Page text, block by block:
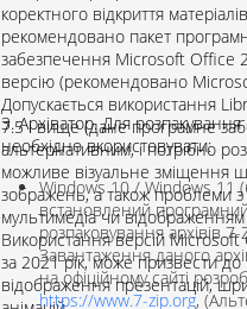
коректного відкриття матеріалів
рекомендовано пакет
забезпечення Microsoft Office
версію (рекомендовано
Допускається використання
7.5 і вище (дане програмне
альтернативним, і потрібно
можливе візуальне зміщення
зображень, а також проблеми
мультимедіа чи
Використання версій Microsoft
за 2021 рік, може призвести
відображення презентацій,
3. Архіватор. Для розпакування
необхідно вкористовувати:
Windows 10 / Windows 11
встановлений
розпаковування архівів
Завантаження даного
на офіційному сайті
https://www.7-zip.org,